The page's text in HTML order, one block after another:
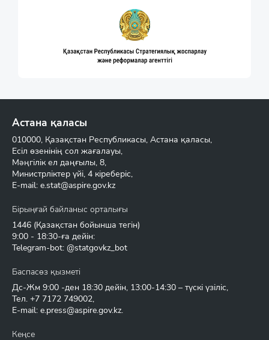
Астана қаласы
010000, Қазақстан Республикасы, Астана қаласы,
Есіл өзенінің сол жағалауы,
Мәңгілік ел даңғылы, 8,
Министрліктер үйі, 4 кіреберіс,
E-mail: e.stat@aspire.gov.kz
Бірыңғай байланыс орталығы
1446 (Қазақстан бойынша тегін)
9:00 - 18:30-ға дейін:
Telegram-bot: @statgovkz_bot
Баспасөз қызметі
Дс-Жм 9:00 -ден 18:30 дейін, 13:00-14:30 – түскі үзіліс,
Тел. +7 7172 749002,
E-mail: e.press@aspire.gov.kz.
Кеңсе